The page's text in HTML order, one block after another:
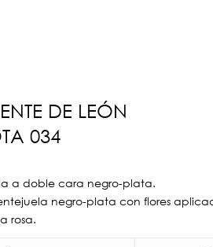
DE LEÓN
034
a doble cara negro-plata.
negro-plata con flores
rosa.